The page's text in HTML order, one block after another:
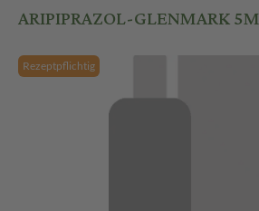
ARIPIPRAZOL-GLENMARK
Rezeptpflichtig